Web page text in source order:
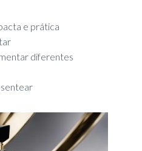
e prática
diferentes